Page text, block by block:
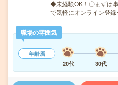
◆未経験OK！〇まずは
で気軽にオンライン登
職場の雰囲気
年齢層
20代
30代